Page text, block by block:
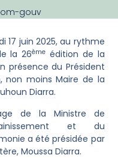
gouv
17 juin 2025, au rythme
la 26ème édition de la
présence du Président
non moins Maire de la
Diarra.
de la Ministre de
et du
a été présidée par
Moussa Diarra.